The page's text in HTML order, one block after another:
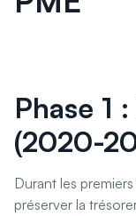
Phase 1
(2020-
Durant les
préserver la